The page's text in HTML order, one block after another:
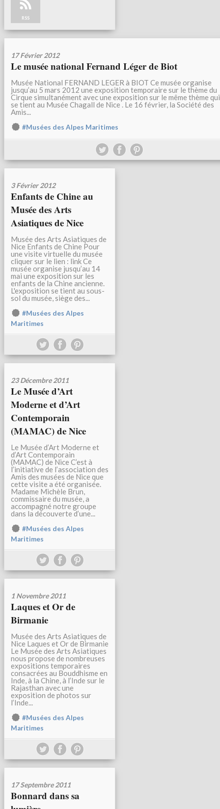
RSS
17 Février 2012
Le musée national Fernand Léger de Biot
Musée National FERNAND LEGER à BIOT Ce musée organise
jusqu’au 5 mars 2012 une exposition temporaire sur le thème du
Cirque simultanément avec une exposition sur le même thème qui
se tient au Musée Chagall de Nice . Le 16 février, la Société des
Amis...
#Musées des Alpes Maritimes
3 Février 2012
Enfants de Chine au
Musée des Arts
Asiatiques de Nice
Musée des Arts Asiatiques de
Nice Enfants de Chine Pour
une visite virtuelle du musée
cliquer sur le lien : link Ce
musée organise jusqu’au 14
mai une exposition sur les
enfants de la Chine ancienne.
L'exposition se tient au sous-
sol du musée, siège des...
#Musées des Alpes
Maritimes
23 Décembre 2011
Le Musée d’Art
Moderne et d’Art
Contemporain
(MAMAC) de Nice
Le Musée d’Art Moderne et
d’Art Contemporain
(MAMAC) de Nice C’est à
l’initiative de l’association des
Amis des musées de Nice que
cette visite a été organisée.
Madame Michèle Brun,
commissaire du musée, a
accompagné notre groupe
dans la découverte d’une...
#Musées des Alpes
Maritimes
1 Novembre 2011
Laques et Or de
Birmanie
Musée des Arts Asiatiques de
Nice Laques et Or de Birmanie
Le Musée des Arts Asiatiques
nous propose de nombreuses
expositions temporaires
consacrées au Bouddhisme en
Inde, à la Chine, à l’Inde sur le
Rajasthan avec une
exposition de photos sur
l’Inde...
#Musées des Alpes
Maritimes
17 Septembre 2011
Bonnard dans sa